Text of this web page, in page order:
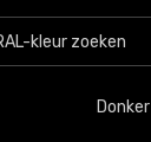
Donker